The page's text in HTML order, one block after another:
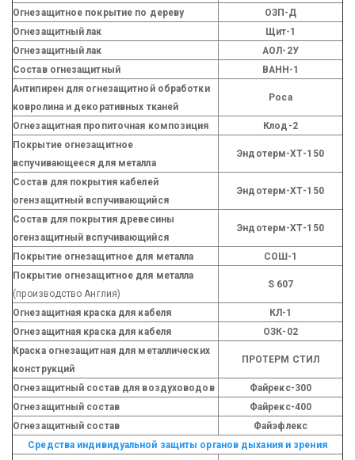
Огнезащитное покрытие по дереву
ОЗП-Д
Огнезащитный лак
Щит-1
Огнезащитный лак
АОЛ-2У
Состав огнезащитный
ВАНН-1
Антипирен для огнезащитной обработки
ковролина и декоративных тканей
Роса
Огнезащитная пропиточная композиция
Клод-2
Покрытие огнезащитное
вспучивающееся для металла
Эндотерм-ХТ-150
Состав для покрытия кабелей
огензащитный вспучивающийся
Эндотерм-ХТ-150
Состав для покрытия древесины
огензащитный вспучивающийся
Эндотерм-ХТ-150
Покрытие огнезащитное для металла
СОШ-1
Покрытие огнезащитное для металла
(производство Англия)
S 607
Огнезащитная краска для кабеля
КЛ-1
Огнезащитная краска для кабеля
ОЗК-02
Краска огнезащитная для металлических
конструкций
ПРОТЕРМ СТИЛ
Огнезащитный состав для воздуховодов
Файрекс-300
Огнезащитный состав
Файрекс-400
Огнезащитный состав
Файэфлекс
Средства индивидуальной защиты органов дыхания и зрения